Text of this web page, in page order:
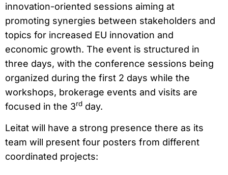
innovation-oriented sessions aiming at
promoting synergies between stakeholders and
topics for increased EU innovation and
economic growth. The event is structured in
three days, with the conference sessions being
organized during the first 2 days while the
workshops, brokerage events and visits are
focused in the 3rd day.
Leitat will have a strong presence there as its
team will present four posters from different
coordinated projects: